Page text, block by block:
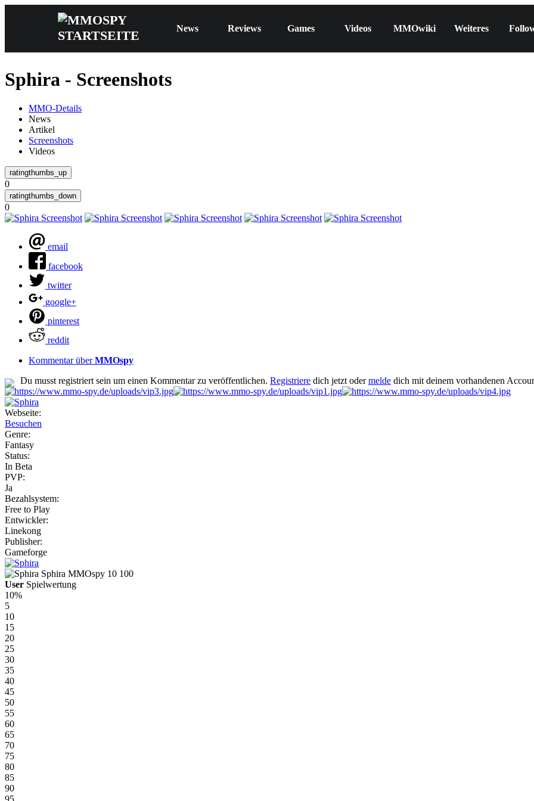
News Reviews Games Videos MMOwiki Weiteres
Sphira - Screenshots
MMO-Details
News
Artikel
Screenshots
Videos
0
0
email
facebook
twitter
google+
pinterest
reddit
Kommentar überMMOspy
Du musst registriert sein um einen Kommentar zu veröffentlichen. Registriere dich jetzt odermelde dich mit deinem vorhandenen
Webseite:
Besuchen
Genre:
Fantasy
Status:
In Beta
PVP:
Ja
Bezahlsystem:
Free to Play
Entwickler:
Linekong
Publisher:
Gameforge
Sphira MMOspy 10 100
User Spielwertung
10%
5
10
15
20
25
30
35
40
45
50
55
60
65
70
75
80
85
90
95